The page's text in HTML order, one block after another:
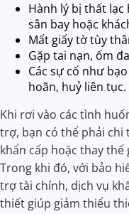
Hành lý bị thất
sân bay hoặc
Mất giấy tờ tùy
Gặp tai nạn, ốm
Các sự cố như
hoãn, huỷ liên tục.
Khi rơi vào các tình
trợ, bạn có thể phải
khẩn cấp hoặc thay
Trong khi đó, với bảo
trợ tài chính, dịch vụ
thiết giúp giảm thiểu